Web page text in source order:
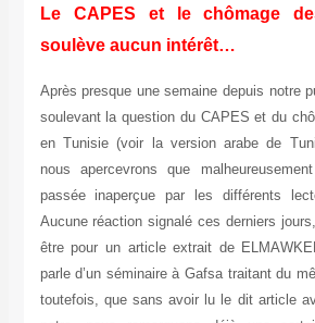
Le CAPES et le chômage
soulève aucun intérêt…
Après presque une semaine depuis notre
soulevant la question du CAPES et du
en Tunisie (voir la version arabe de
nous apercevrons que
passée inaperçue par les différents
Aucune réaction signalé ces derniers
être pour un article extrait de
parle d’un séminaire à Gafsa traitant du
toutefois, que sans avoir lu le dit article